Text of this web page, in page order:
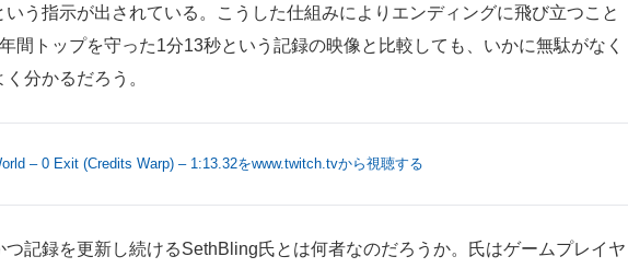
う指示が出されている。こうした仕組みによりエンディングに飛び立つこと
間トップを守った1分13秒という記録の映像と比較しても、いかに無駄がなく
分かるだろう。
– 0 Exit (Credits Warp) – 1:13.32をwww.twitch.tvから視聴する
記録を更新し続けるSethBling氏とは何者なのだろうか。氏はゲームプレイヤ